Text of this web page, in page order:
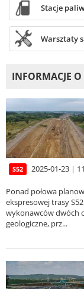
Stacje
Warsztaty
INFORMACJE
S52 2025-01-23 |
Ponad połowa
ekspresowej trasy
wykonawców dwóch
geologiczne, prz...